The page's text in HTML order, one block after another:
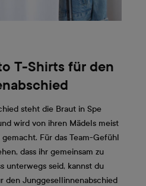
T-Shirts für den
steht die Braut in Spe
wird von ihren Mädels meist
Für das Team-Gefühl
dass ihr gemeinsam zu
unterwegs seid, kannst du
den Junggesellinnenabschied